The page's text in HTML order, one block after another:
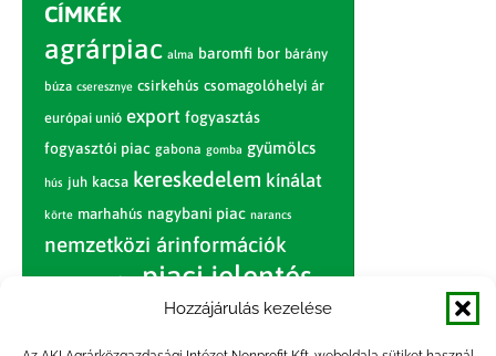
Hozzájárulás kezelése
CÍMKÉK
agrárpiac alma baromfi bor bárány
búza cseresznye csirkehús csomagolóhelyi ár
európai unió export fogyasztás
fogyasztói piac gabona gomba gyümölcs
hús juh kacsa kereskedelem kínálat
körte marhahús nagybani piac narancs
nemzetközi árinformációk
piac piaci jelentés
sertés sertéshús
szarvasmarha termelés termelői